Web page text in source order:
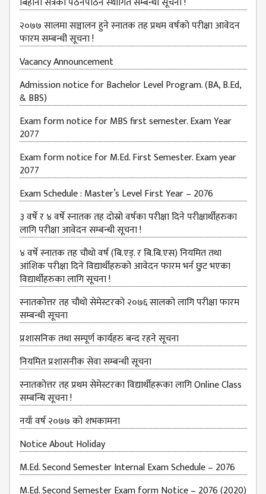
२०७७ सालमा सञ्चालन हुने स्नातक तह प्रथम वर्षको परीक्षा आवेदन
फारम सम्बन्धी सूचना !
Vacancy Announcement
Admission notice for Bachelor Level Program. (BA, B.Ed,
& BBS)
Exam form notice for MBS first semester. Exam Year
2077
Exam form notice for M.Ed. First Semester. Exam year
2077
Exam Schedule : Master’s Level First Year – 2076
३ वर्षे र ४ वर्षे स्नातक तह दोस्रो वर्षका परीक्षा दिने परीक्षार्थीहरुका
लागि परीक्षा आवेदन सम्बन्धी सूचना !
४ वर्षे स्नातक तह चौथो वर्ष (बि.एड्. र बि.बि.एस) नियमित तथा
आंशिक परीक्षा दिने विद्यार्थीहरुको आवेदन फारम भर्न छुट भएका
विद्यार्थीहरुका लागि सूचना !
स्नातकोत्तर तह चौथो सेमेस्टरको २०७६ सालको लागि परीक्षा फारम
सम्बन्धी सूचना
प्रशासनिक तथा सम्पूर्ण कार्यहरु बन्द रहने सूचना
नियमित प्रशासनीक सेवा सम्बन्धी सूचना
स्नातकोत्तर तह प्रथम सेमेस्टरका विद्यार्थीहरूका लागि Online Class
सम्बन्धि सूचना !
नयाँ वर्ष २०७७ को शभकामना
Notice About Holiday
M.Ed. Second Semester Internal Exam Schedule – 2076
M.Ed. Second Semester Exam form Notice – 2076 (2020)